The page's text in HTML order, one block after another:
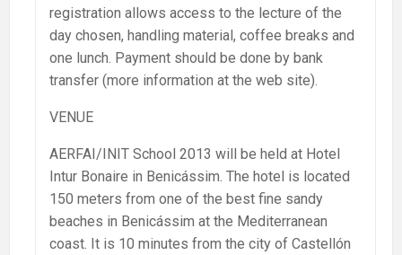
registration allows access to the lecture of the
day chosen, handling material, coffee breaks and
one lunch. Payment should be done by bank
transfer (more information at the web site).
VENUE
AERFAI/INIT School 2013 will be held at Hotel
Intur Bonaire in Benicássim. The hotel is located
150 meters from one of the best fine sandy
beaches in Benicássim at the Mediterranean
coast. It is 10 minutes from the city of Castellón